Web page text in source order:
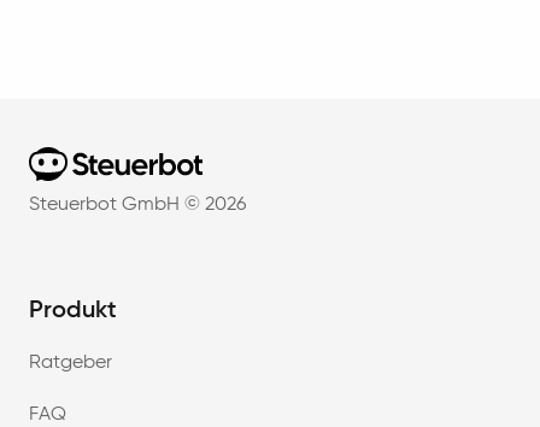
Home
Steuerbot GmbH © 2026
Produkt
Ratgeber
FAQ